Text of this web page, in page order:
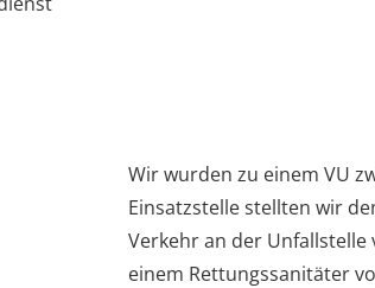
Wir wurden zu einem VU
Einsatzstelle stellten wir
Verkehr an der
einem Rettungssanitäter